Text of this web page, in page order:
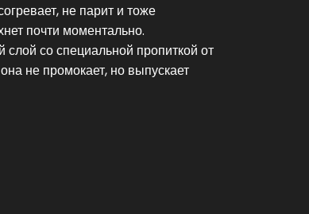
не парит и тоже
почти моментально.
со специальной пропиткой от
не промокает, но выпускает